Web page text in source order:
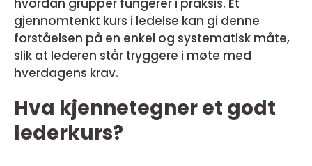
hvordan grupper fungerer i praksis. Et
gjennomtenkt kurs i ledelse kan gi denne
forståelsen på en enkel og systematisk måte,
slik at lederen står tryggere i møte med
hverdagens krav.
Hva kjennetegner et godt
lederkurs?